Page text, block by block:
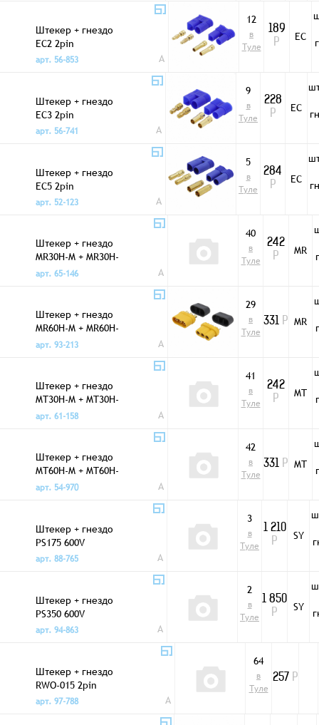
Штекер + гнездо
EC2 2pin
арт. 56-853
A
12
в
Туле
189
Р
EC
Штекер + гнездо
EC3 2pin
арт. 56-741
A
9
в
Туле
228
Р
EC
Штекер + гнездо
EC5 2pin
арт. 52-123
A
5
в
Туле
284
Р
EC
Штекер + гнездо
MR30H-M + MR30H-
F 30A 3pin
арт. 65-146 A
40
в
Туле
242
Р
MR
Штекер + гнездо
MR60H-M + MR60H-
F 60A 3pin
арт. 93-213 A
29
в
Туле
331 Р MR
Штекер + гнездо
MT30H-M + MT30H-
F 30A 3pin
арт. 61-158 A
41
в
Туле
242
Р
MT
Штекер + гнездо
MT60H-M + MT60H-
F 60A 3pin
арт. 54-970 A
42
в
Туле
331 Р MT
Штекер + гнездо
PS175 600V
арт. 88-765
A
3
в
Туле
1 210
Р
SY
Штекер + гнездо
PS350 600V
арт. 94-863
A
2
в
Туле
1 850
Р
SY
Штекер + гнездо
RWO-015 2pin
арт. 97-788
A
64
в
Туле
257 Р